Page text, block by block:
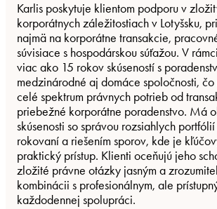
Karlis poskytuje klientom podporu v
korporátnych záležitostiach v Lotyšsku,
najmä na korporátne transakcie,
súvisiace s hospodárskou súťažou. V
viac ako 15 rokov skúseností s
medzinárodné aj domáce spoločnosti,
celé spektrum právnych potrieb od
priebežné korporátne poradenstvo. Má
skúsenosti so správou rozsiahlych
rokovaní a riešením sporov, kde je
praktický prístup. Klienti oceňujú jeho
zložité právne otázky jasným a
kombinácii s profesionálnym, ale
každodennej spolupráci.